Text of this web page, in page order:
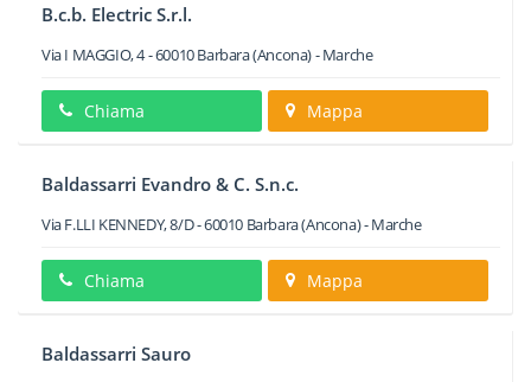
B.c.b. Electric S.r.l.
Via I MAGGIO, 4-60010Barbara(Ancona) -Marche
Chiama Mappa
Baldassarri Evandro & C. S.n.c.
Via F.LLI KENNEDY, 8/D-60010 Barbara(Ancona) -Marche
Chiama Mappa
Baldassarri Sauro